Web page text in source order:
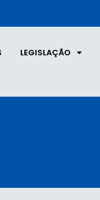
LEGISLAÇÃO